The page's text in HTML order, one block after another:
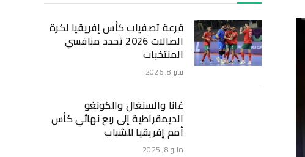
قرعة تصفيات كأس إفريقيا لكرة
الصالات 2026 تحدد منافسي
المنتخبات
يناير 8, 2026
غانا والسنغال والكونغو
الديمقراطية إلى ربع نهائي كأس
أمم إفريقيا للشباب
مايو 8, 2025